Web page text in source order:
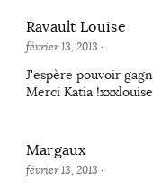
Ravault Louise
février 13, 2013 ·
J'espère pouvoir
Merci Katia
Margaux
février 13, 2013 ·